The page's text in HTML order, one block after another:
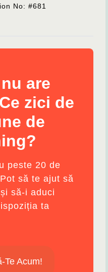
No: #681
are
zici de
de
peste 20 de
să te ajut să
să-i aduci
ta
Te Acum!